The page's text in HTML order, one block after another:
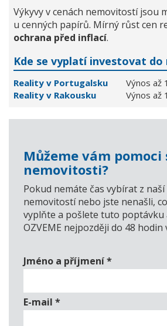
Výkyvy v cenách nemovitostí jsou
u cenných papírů. Mírný růst cen
ochrana před inflací.
Kde se vyplatí investovat
Reality v Portugalsku
Výnos až
Reality v Rakousku
Výnos až
Můžeme vám
nemovitosti?
Pokud nemáte čas vybírat z
nemovitostí nebo jste nenašli,
vyplňte a pošlete tuto poptávku
OZVEME nejpozději do 48 hodin
Jméno a příjmení*
E-mail *